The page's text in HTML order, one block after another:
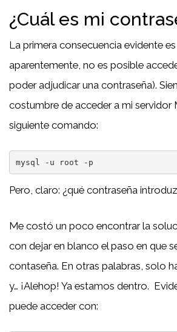
¿Cuál es mi
La primera consecuencia evidente
aparentemente, no es posible
poder adjudicar una contraseña).
costumbre de acceder a mi servidor
siguiente comando:
mysql -u root -p
Pero, claro: ¿qué contraseña
Me costó un poco encontrar la
con dejar en blanco el paso en que
contaseña. En otras palabras, solo
y… ¡Alehop! Ya estamos dentro.
puede acceder con: